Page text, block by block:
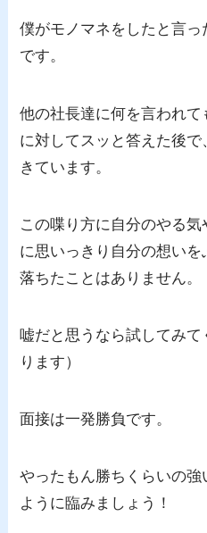
僕がモノマネをしたと言
です。
他の社長達に何を言われ
に対してスッと答えた後
きています。
この喋り方に自分のやる
に思いっきり自分の想い
落ちたことはありません。
嘘だと思うなら試してみ
ります）
面接は一発勝負です。
やったもん勝ちくらいの
ように臨みましょう！